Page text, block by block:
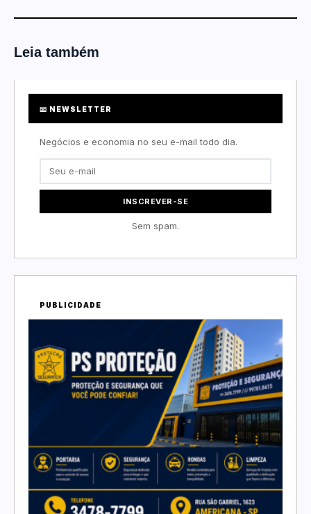
Leia também
📧 NEWSLETTER
Negócios e economia no seu e-mail todo dia.
INSCREVER-SE
Sem spam.
PUBLICIDADE